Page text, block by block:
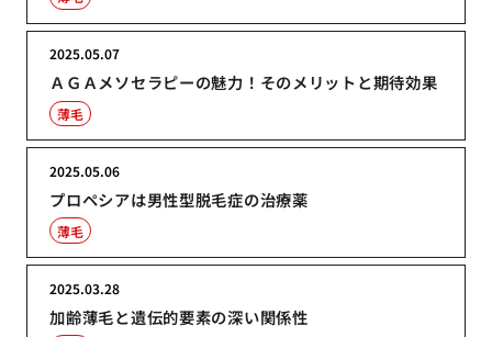
ＡＧＡメソセラピーの魅力！そのメリットと期待効果
2025.05.07
薄毛
プロペシアは男性型脱毛症の治療薬
2025.05.06
薄毛
加齢薄毛と遺伝的要素の深い関係性
2025.03.28